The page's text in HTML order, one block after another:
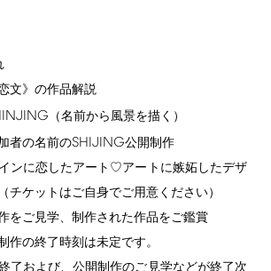
文》の作品解説
（名前から風景を描く）
者の名前のSHIJING公開制作
ンに恋したアート♡アートに嫉妬したデザ
チケットはご自身でご用意ください）
をご見学、制作された作品をご鑑賞
の終了時刻は未定です。